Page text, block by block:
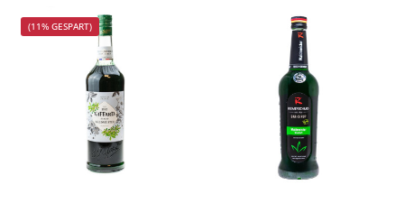
gesetzliche Regulierungen gibt. Aufgrund der stark
färbenden Eigenschaften besitzen viele
Waldmeistererzeugnisse eine satte, grüne Farbe.
(11% GESPART)